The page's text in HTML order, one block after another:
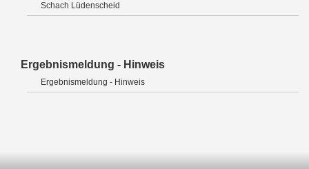
Schach Lüdenscheid
Ergebnismeldung - Hinweis
Ergebnismeldung - Hinweis